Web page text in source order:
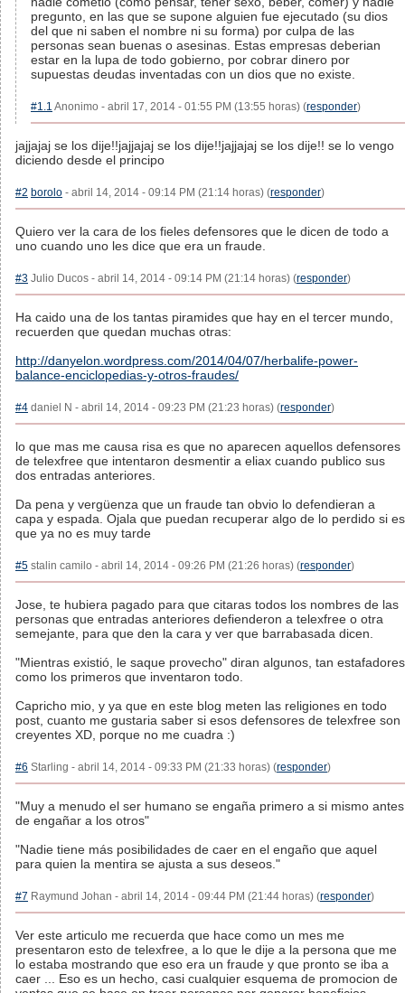
pregunto, en las que se supone alguien fue ejecutado (su dios
del que ni saben el nombre ni su forma) por culpa de las
personas sean buenas o asesinas. Estas empresas deberian
estar en la lupa de todo gobierno, por cobrar dinero por
supuestas deudas inventadas con un dios que no existe.
#1.1 Anonimo - abril 17, 2014 - 01:55 PM (13:55 horas) (responder)
jajjajaj se los dije!!jajjajaj se los dije!!jajjajaj se los dije!! se lo vengo
diciendo desde el principo
#2 borolo - abril 14, 2014 - 09:14 PM (21:14 horas) (responder)
Quiero ver la cara de los fieles defensores que le dicen de todo a
uno cuando uno les dice que era un fraude.
#3 Julio Ducos - abril 14, 2014 - 09:14 PM (21:14 horas) (responder)
Ha caido una de los tantas piramides que hay en el tercer mundo,
recuerden que quedan muchas otras:
http://danyelon.wordpress.com/2014/04/07/herbalife-power-
balance-enciclopedias-y-otros-fraudes/
#4 daniel N - abril 14, 2014 - 09:23 PM (21:23 horas) (responder)
lo que mas me causa risa es que no aparecen aquellos defensores
de telexfree que intentaron desmentir a eliax cuando publico sus
dos entradas anteriores.
Da pena y vergüenza que un fraude tan obvio lo defendieran a
capa y espada. Ojala que puedan recuperar algo de lo perdido si es
que ya no es muy tarde
#5 stalin camilo - abril 14, 2014 - 09:26 PM (21:26 horas) (responder)
Jose, te hubiera pagado para que citaras todos los nombres de las
personas que entradas anteriores defienderon a telexfree o otra
semejante, para que den la cara y ver que barrabasada dicen.
"Mientras existió, le saque provecho" diran algunos, tan estafadores
como los primeros que inventaron todo.
Capricho mio, y ya que en este blog meten las religiones en todo
post, cuanto me gustaria saber si esos defensores de telexfree son
creyentes XD, porque no me cuadra :)
#6 Starling - abril 14, 2014 - 09:33 PM (21:33 horas) (responder)
"Muy a menudo el ser humano se engaña primero a si mismo antes
de engañar a los otros"
"Nadie tiene más posibilidades de caer en el engaño que aquel
para quien la mentira se ajusta a sus deseos."
#7 Raymund Johan - abril 14, 2014 - 09:44 PM (21:44 horas) (responder)
Ver este articulo me recuerda que hace como un mes me
presentaron esto de telexfree, a lo que le dije a la persona que me
lo estaba mostrando que eso era un fraude y que pronto se iba a
caer ... Eso es un hecho, casi cualquier esquema de promocion de